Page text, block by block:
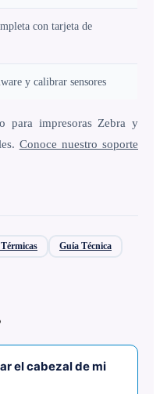
con tarjeta de
y calibrar sensores
para impresoras Zebra y
Conoce nuestro soporte
Guía Técnica
el cabezal de mi